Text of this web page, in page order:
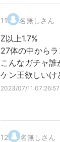
11. 名無しさん
Z以上1.7%
27体の中からラ
こんなガチャ誰
ケン王欲しいけ
2023/07/11 07:26:57
12. 名無しさん